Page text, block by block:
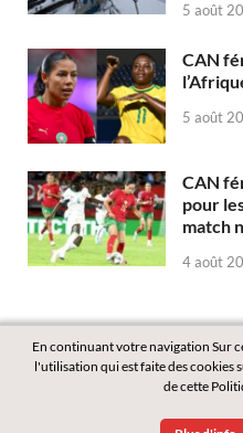
5 août
CAN
5 août
CAN
pour
match
4 août
En continuant votre navigation Sur
l'utilisation qui est faite des cookies
de cette